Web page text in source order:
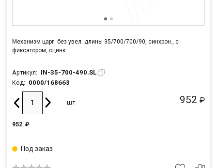
Механизм царг. без увел. длины 35/700/700/90, синхрон., с
фиксатором, оцинк.
Артикул: IN-35-700-490.SL
Код: 0000/168663
952 ₽
шт
952 ₽
Под заказ